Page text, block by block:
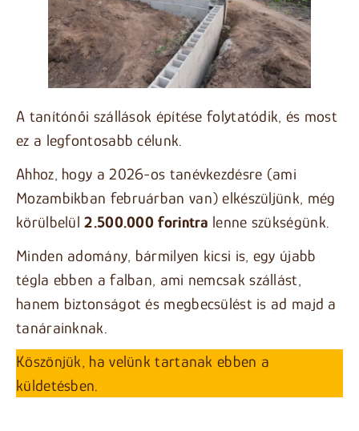
A tanítónői szállások építése folytatódik, és most
ez a legfontosabb célunk.
Ahhoz, hogy a 2026-os tanévkezdésre (ami
Mozambikban februárban van) elkészüljünk, még
körülbelül2.500.000 forintra lenne szükségünk.
Minden adomány, bármilyen kicsi is, egy újabb
tégla ebben a falban, ami nemcsak szállást,
hanem biztonságot és megbecsülést is ad majd a
tanárainknak.
Köszönjük, ha velünk tartanak ebben a
küldetésben.